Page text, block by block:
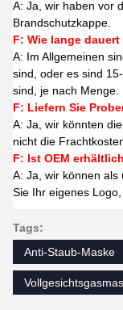
A: Ja, wir haben vor
Brandschutzkappe.
F: Wie lange
A: Im Allgemeinen
sind, oder es sind
sind, je nach Menge.
F: Liefern Sie
A: Ja, wir könnten
nicht die
F: Ist OEM
A: Ja, wir können als
Sie Ihr eigenes
Tags:
Anti-Staub-Maske